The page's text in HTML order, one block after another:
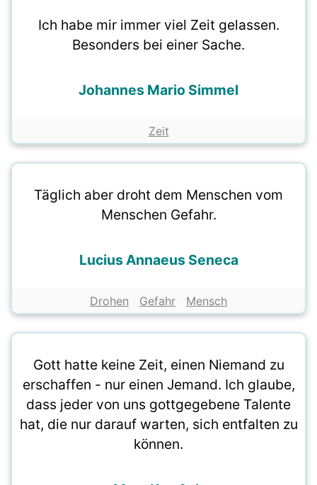
Ich habe mir immer viel Zeit gelassen.
Besonders bei einer Sache.
Johannes Mario Simmel
Zeit
Täglich aber droht dem Menschen vom
Menschen Gefahr.
Lucius Annaeus Seneca
Drohen Gefahr Mensch
Gott hatte keine Zeit, einen Niemand zu
erschaffen - nur einen Jemand. Ich glaube,
dass jeder von uns gottgegebene Talente
hat, die nur darauf warten, sich entfalten zu
können.